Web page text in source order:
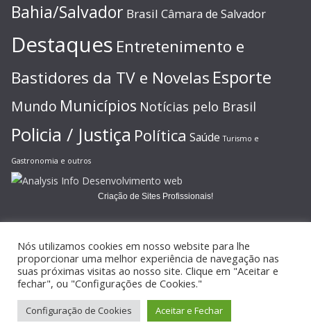
Bahia/Salvador Brasil Câmara de Salvador
Destaques Entretenimento e
Bastidores da TV e Novelas Esporte
Mundo Municípios Notícias pelo Brasil
Policia / Justiça Política Saúde Turismo e
Gastronomia e outros
Criação de Sites Profissionais!
Copyright © 2026JORNAL GAZETA ONLINE
reservados.
Tema:ColorMagpor ThemeGrill. Powered by
Nós utilizamos cookies em nosso website para lhe
proporcionar uma melhor experiência de navegação nas
suas próximas visitas ao nosso site. Clique em "Aceitar e
fechar", ou "Configurações de Cookies."
Configuração de Cookies Aceitar e Fechar